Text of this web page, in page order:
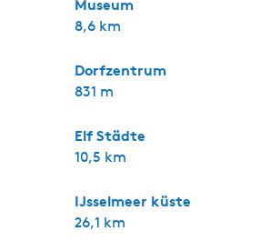
Museum
8,6 km
Dorfzentrum
831 m
Elf Städte
10,5 km
IJsselmeer küste
26,1 km